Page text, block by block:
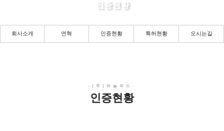
인증현황
회사소개 연혁 인증현황 특허현황 오시는길
인증현황